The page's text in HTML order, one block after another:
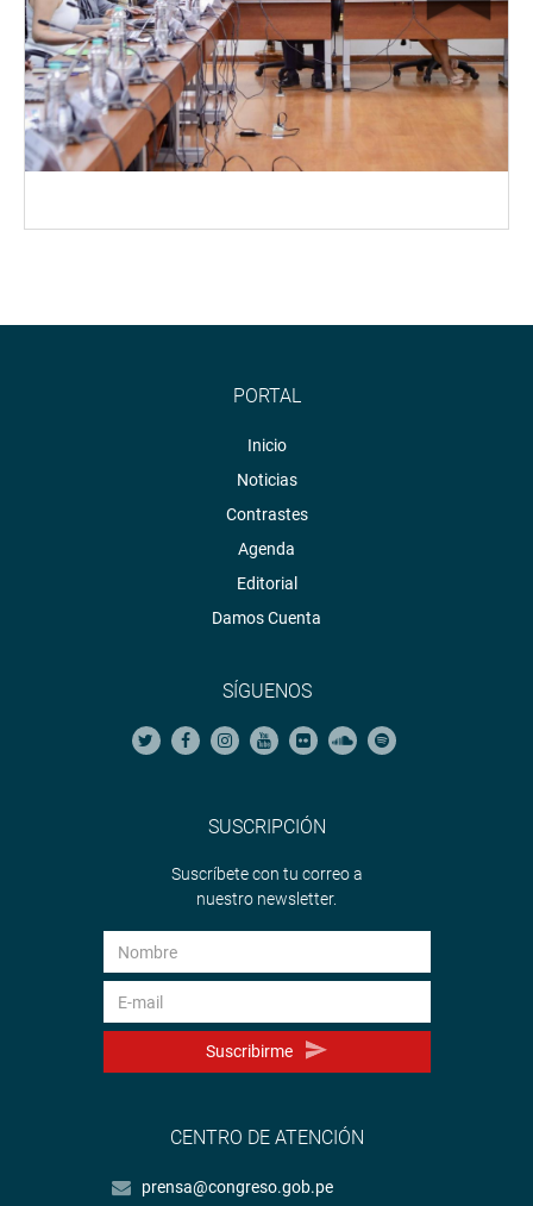
PORTAL
Inicio
Noticias
Contrastes
Agenda
Editorial
Damos Cuenta
SÍGUENOS
SUSCRIPCIÓN
Suscríbete con tu correo a
nuestro newsletter.
Suscribirme
CENTRO DE ATENCIÓN
prensa@congreso.gob.pe